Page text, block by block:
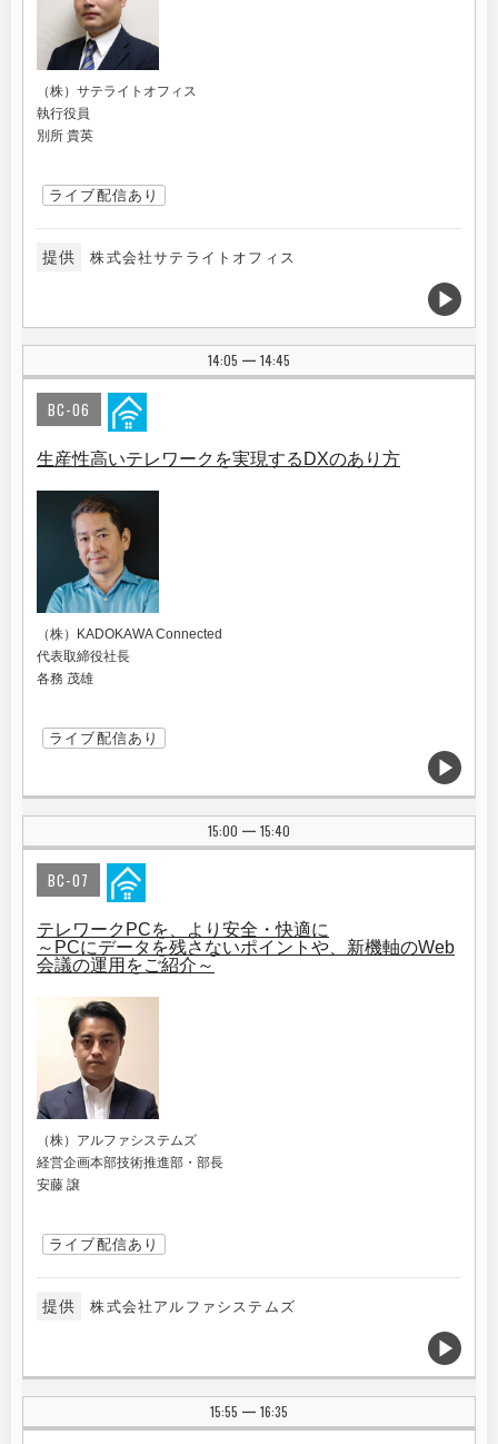
（株）サテライトオフィス
執行役員
別所 貴英
ライブ配信あり
提供 株式会社サテライトオフィス
14:05 | 14:45
BC-06
生産性高いテレワークを実現するDXのあり方
（株）KADOKAWA Connected
代表取締役社長
各務 茂雄
ライブ配信あり
15:00 | 15:40
BC-07
テレワークPCを、より安全・快適に
～PCにデータを残さないポイントや、新機軸のWeb
会議の運用をご紹介～
（株）アルファシステムズ
経営企画本部技術推進部・部長
安藤 譲
ライブ配信あり
提供 株式会社アルファシステムズ
15:55 | 16:35